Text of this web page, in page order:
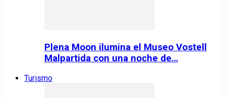
Plena Moon ilumina el Museo Vostell
Malpartida con una noche de…
Turismo